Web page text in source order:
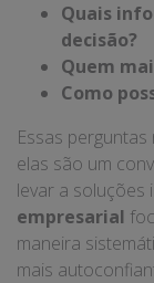
Quais
decisão?
Quem
Como
Essas
elas são um
levar a soluções
empresarial
maneira
mais